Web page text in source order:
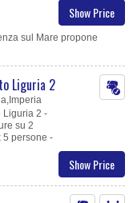
Show Price
sul Mare propone
Show Price
Liguria 2
Liguria 2 -
su 2
5 persone -